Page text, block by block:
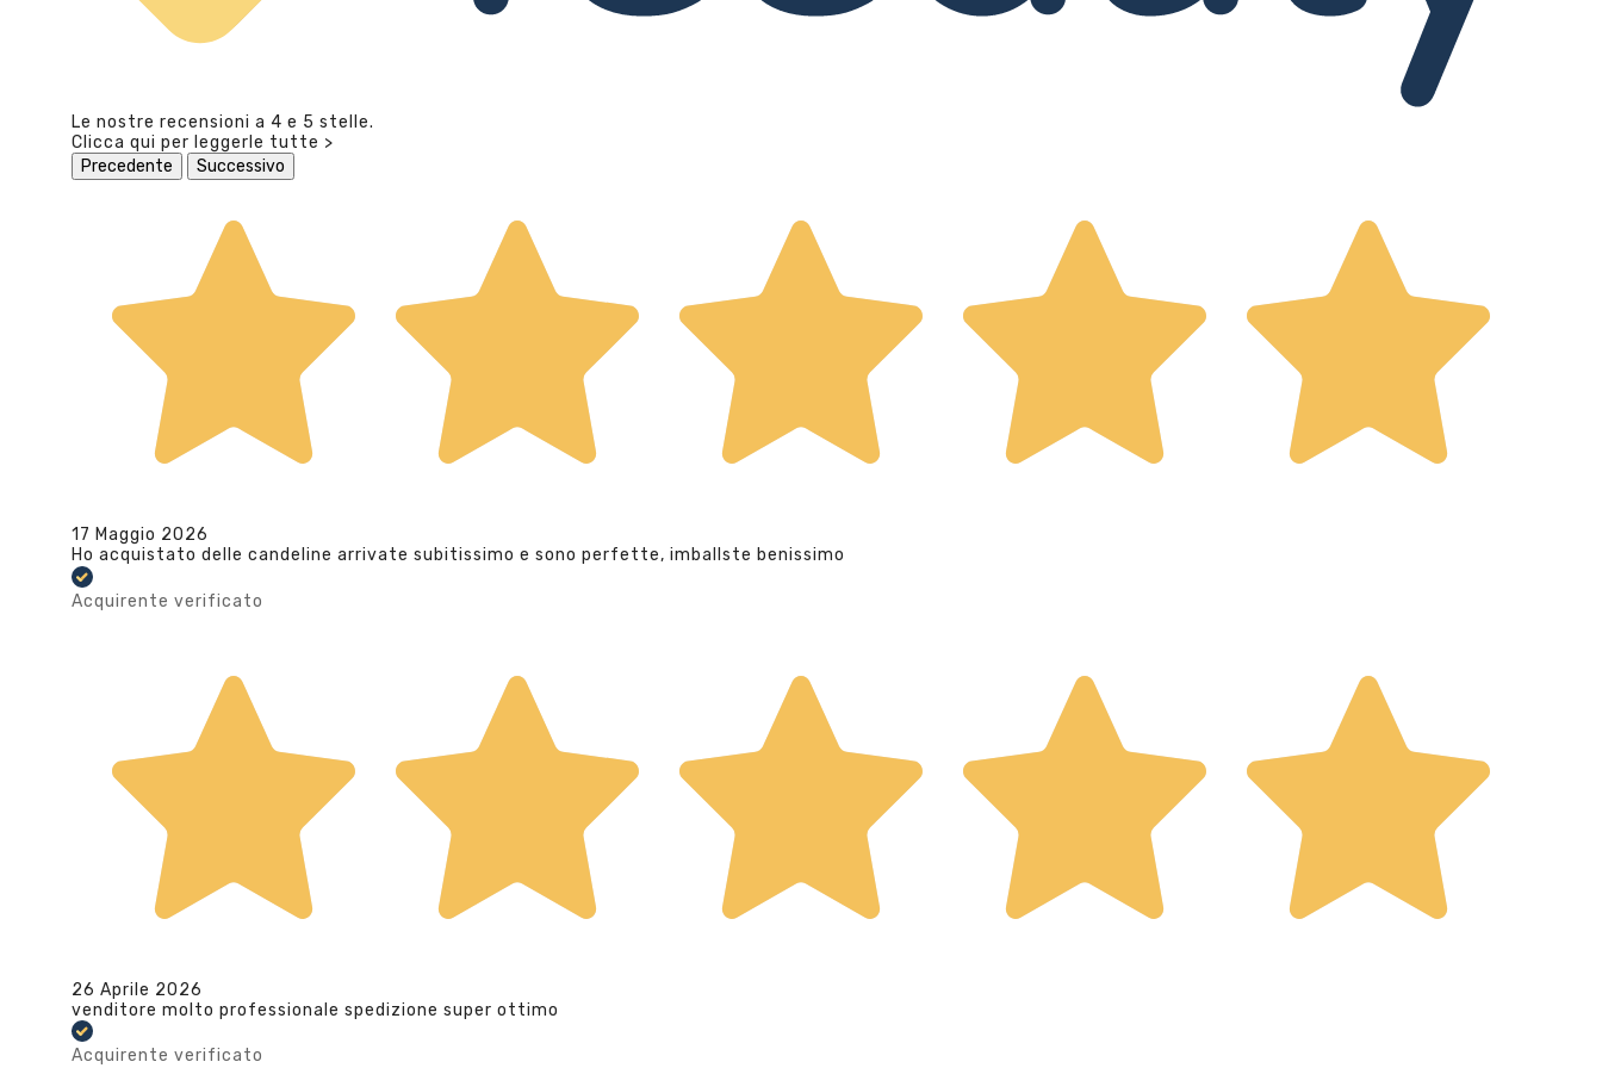
Le nostre recensioni a 4 e 5 stelle.
Clicca qui per leggerle tutte >
Precedente
Successivo
17 Maggio 2026
Ho acquistato delle candeline arrivate subitissimo e sono perfette, imballste benissimo
Acquirente verificato
26 Aprile 2026
venditore molto professionale spedizione super ottimo
Acquirente verificato